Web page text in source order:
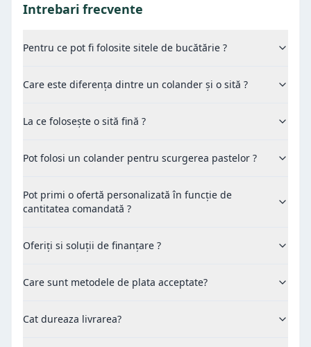
Intrebari frecvente
Pentru ce pot fi folosite sitele de bucătărie ?
Care este diferența dintre un colander și o sită ?
La ce folosește o sită fină ?
Pot folosi un colander pentru scurgerea pastelor ?
Pot primi o ofertă personalizată în funcție de
cantitatea comandată ?
Oferiți si soluții de finanțare ?
Care sunt metodele de plata acceptate?
Cat dureaza livrarea?